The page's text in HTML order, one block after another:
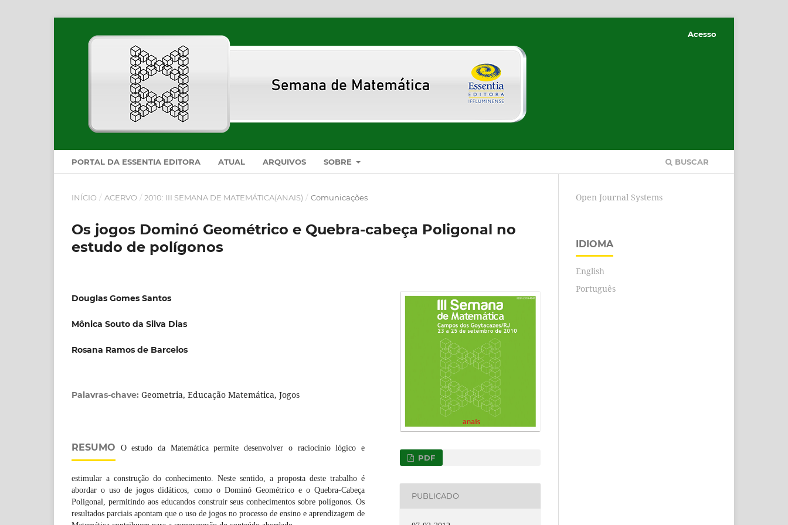
PORTAL DA ESSENTIA EDITORA ATUAL ARQUIVOS SOBRE BUSCAR
Acesso
INÍCIO / ACERVO / 2010: III SEMANA DE MATEMÁTICA(ANAIS) / Comunicações
Os jogos Dominó Geométrico e Quebra-cabeça Poligonal no
estudo de polígonos
Douglas Gomes Santos
Mônica Souto da Silva Dias
Rosana Ramos de Barcelos
Palavras-chave: Geometria, Educação Matemática, Jogos
RESUMO O estudo da Matemática permite desenvolver o raciocínio lógico e
estimular a construção do conhecimento. Neste sentido, a proposta deste trabalho é
abordar o uso de jogos didáticos, como o Dominó Geométrico e o Quebra-Cabeça
Poligonal, permitindo aos educandos construir seus conhecimentos sobre polígonos. Os
resultados parciais apontam que o uso de jogos no processo de ensino e aprendizagem de
PDF
PUBLICADO
Open Journal Systems
IDIOMA
English
Português